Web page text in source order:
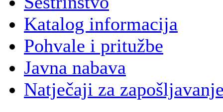
Katalog informacija
Pohvale i pritužbe
Javna nabava
Natječaji za